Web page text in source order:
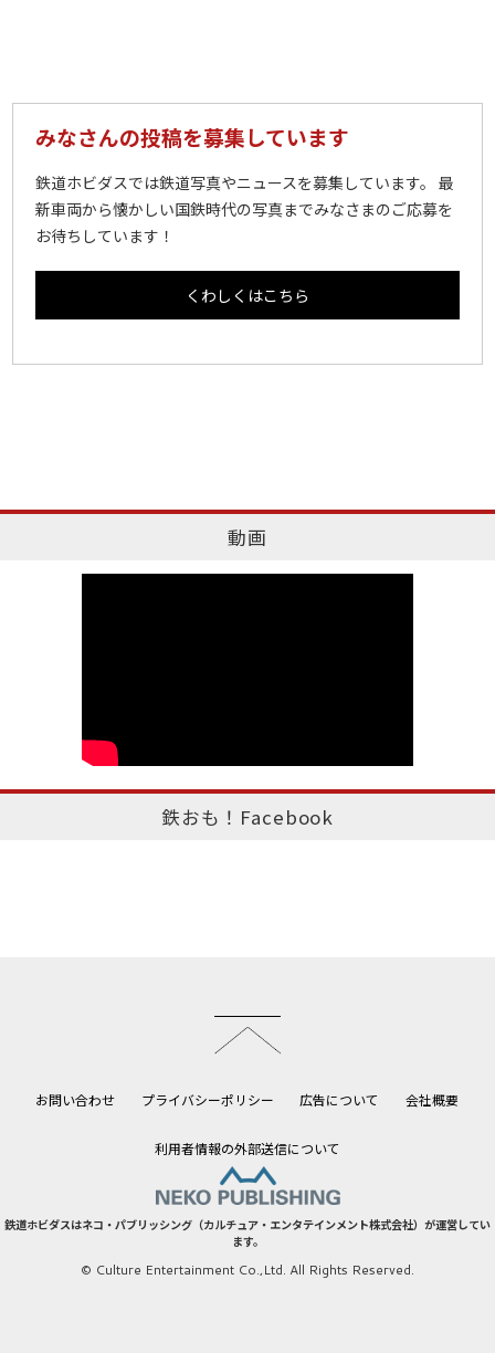
みなさんの投稿を募集しています
鉄道ホビダスでは鉄道写真やニュースを募集しています。 最
新車両から懐かしい国鉄時代の写真までみなさまのご応募を
お待ちしています！
くわしくはこちら
動画
鉄おも！Facebook
お問い合わせ プライバシーポリシー 広告について 会社概要
利用者情報の外部送信について
鉄道ホビダスはネコ・パブリッシング（カルチュア・エンタテインメント株式会社）が運営してい
ます。
© Culture Entertainment Co.,Ltd. All Rights Reserved.